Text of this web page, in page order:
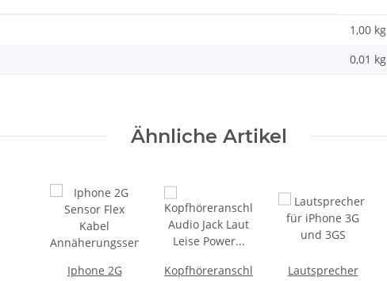
1,00 kg
0,01 kg
Ähnliche Artikel
Iphone 2G
Kopfhöreranschluss
Lautsprecher